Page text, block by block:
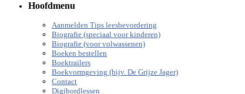
Hoofdmenu
Aanmelden Tips leesbevordering
Biografie (speciaal voor kinderen)
Biografie (voor volwassenen)
Boeken bestellen
Boektrailers
Boekvormgeving (bijv. De Grijze Jager)
Contact
Digibordlessen